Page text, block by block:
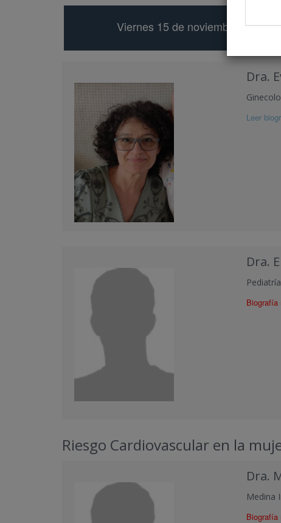
Viernes 15 de noviembre
Dra.
Leer
Dra.
Biografía
Riesgo Cardiovascular en la
Dra.
Medina
Biografía